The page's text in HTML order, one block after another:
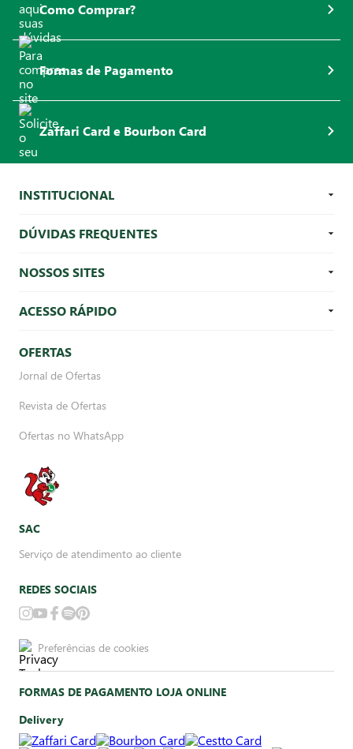
Como Comprar?
Formas de Pagamento
Zaffari Card e Bourbon Card
INSTITUCIONAL
DÚVIDAS FREQUENTES
NOSSOS SITES
ACESSO RÁPIDO
OFERTAS
Jornal de Ofertas
Revista de Ofertas
Ofertas no WhatsApp
SAC
Serviço de atendimento ao cliente
REDES SOCIAIS
Preferências de cookies
FORMAS DE PAGAMENTO LOJA ONLINE
Delivery